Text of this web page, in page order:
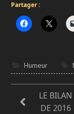
Partager :
Humeur
LE BILAN
DE 2016